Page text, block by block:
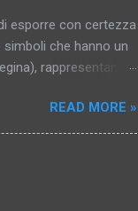
esporre con certezza
che hanno un
rappresentano i
erotico; in
la più grande varietà
tronchi e bastoni,
rappresentano
è immediatamente
READ MORE »